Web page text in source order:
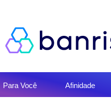
do
menu
Para Você Afinidade